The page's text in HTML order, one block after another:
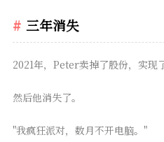
三年消失
2021年，Peter卖掉了股份，实现
然后他消失了。
"我疯狂派对，数月不开电脑。"